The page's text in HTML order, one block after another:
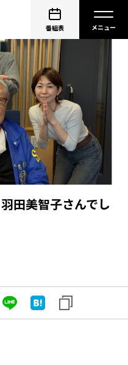
番組表
田美智子さんでし